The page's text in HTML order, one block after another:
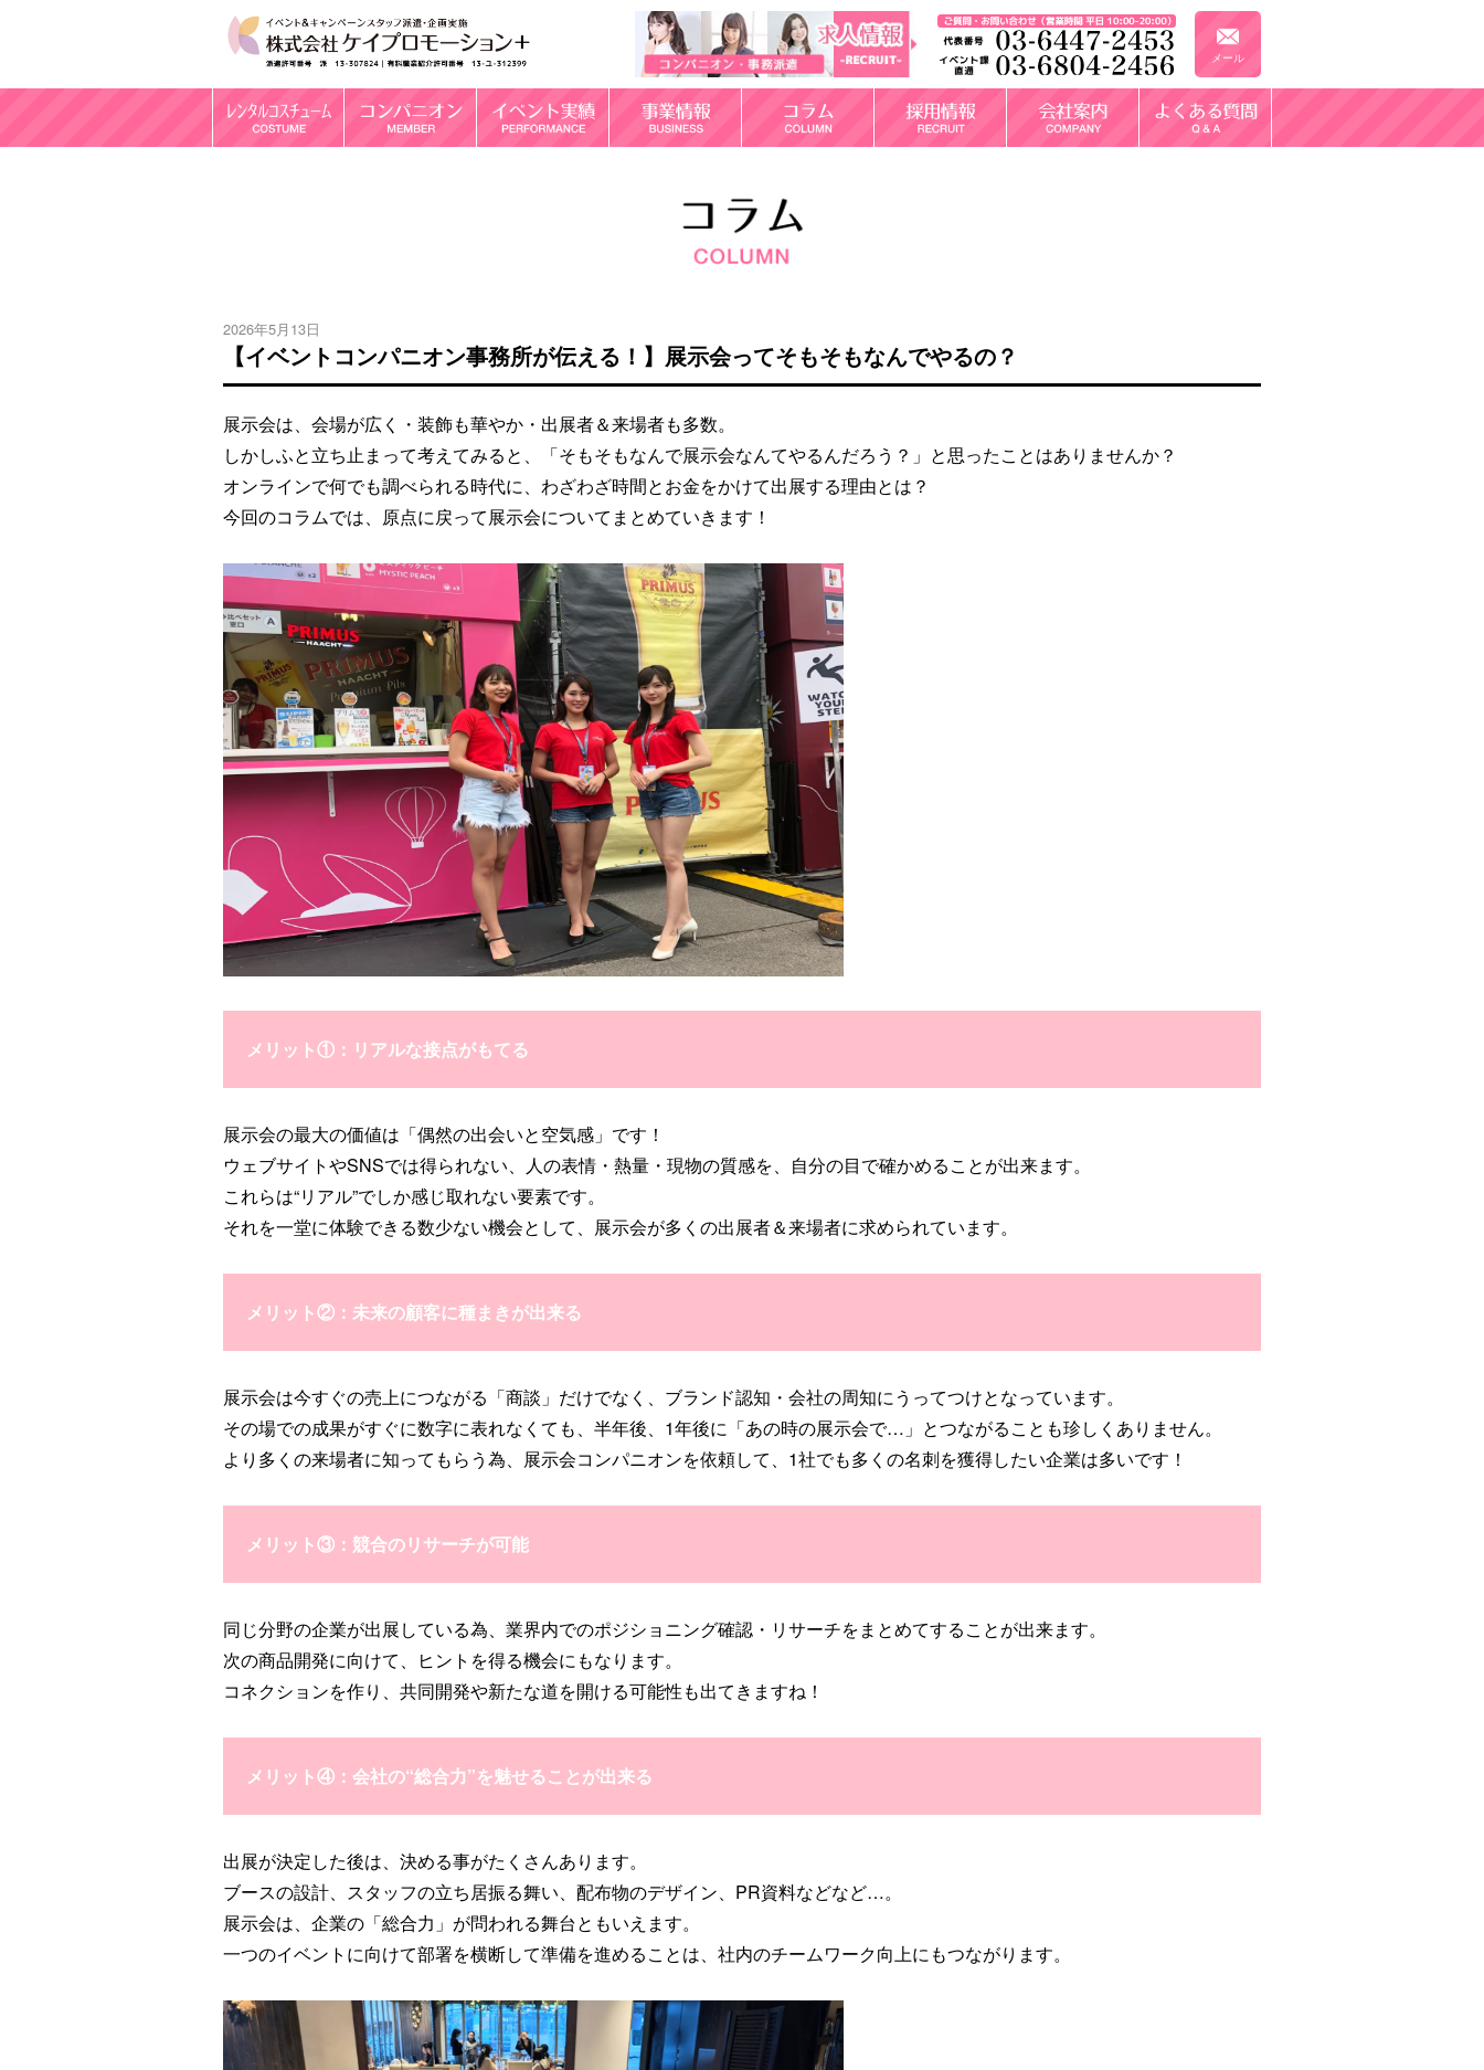
メール
2026年5月13日
【イベントコンパニオン事務所が伝える！】展示会ってそもそもなんでやるの？
展示会は、会場が広く・装飾も華やか・出展者＆来場者も多数。
しかしふと立ち止まって考えてみると、「そもそもなんで展示会なんてやるんだろう？」と思ったことはありませんか？
オンラインで何でも調べられる時代に、わざわざ時間とお金をかけて出展する理由とは？
今回のコラムでは、原点に戻って展示会についてまとめていきます！
メリット①：リアルな接点がもてる
展示会の最大の価値は「偶然の出会いと空気感」です！
ウェブサイトやSNSでは得られない、人の表情・熱量・現物の質感を、自分の目で確かめることが出来ます。
これらは“リアル”でしか感じ取れない要素です。
それを一堂に体験できる数少ない機会として、展示会が多くの出展者＆来場者に求められています。
メリット②：未来の顧客に種まきが出来る
展示会は今すぐの売上につながる「商談」だけでなく、ブランド認知・会社の周知にうってつけとなっています。
その場での成果がすぐに数字に表れなくても、半年後、1年後に「あの時の展示会で…」とつながることも珍しくありません。
より多くの来場者に知ってもらう為、展示会コンパニオンを依頼して、1社でも多くの名刺を獲得したい企業は多いです！
メリット③：競合のリサーチが可能
同じ分野の企業が出展している為、業界内でのポジショニング確認・リサーチをまとめてすることが出来ます。
次の商品開発に向けて、ヒントを得る機会にもなります。
コネクションを作り、共同開発や新たな道を開ける可能性も出てきますね！
メリット④：会社の“総合力”を魅せることが出来る
出展が決定した後は、決める事がたくさんあります。
ブースの設計、スタッフの立ち居振る舞い、配布物のデザイン、PR資料などなど…。
展示会は、企業の「総合力」が問われる舞台ともいえます。
一つのイベントに向けて部署を横断して準備を進めることは、社内のチームワーク向上にもつながります。